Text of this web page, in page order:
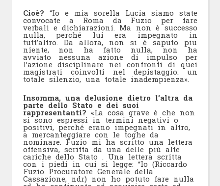
Cioè? “Io e mia sorella Lucia siamo state
convocate a Roma da Fuzio per fare
verbali e dichiarazioni. Ma non è successo
nulla, perché lui era impegnato in
tutt’altro. Da allora, non si è saputo piu
niente, non ha fatto nulla, non ha
avviato nessuna azione di impulso per
l’azione disciplinare nei confronti di quei
magistrati coinvolti nel depistaggio: un
totale silenzio, una totale inadempienza».
Insomma, una delusione dietro l’altra da
parte dello Stato e dei suoi
rappresentanti? «La cosa grave è che non
si sono espressi in termini negativi o
positivi, perché erano impegnati in altro,
a mercanteggiare con le toghe da
nominare. Fuzio mi ha scritto una lettera
offensiva, scritta da una delle più alte
cariche dello Stato . Una lettera scritta
con i piedi in cui si legge: “Io (Riccardo
Fuzio Procuratore Generale della
Cassazione, ndr) non ho potuto fare nulla